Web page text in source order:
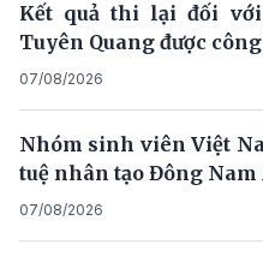
Kết quả thi lại đối
Tuyên Quang được
07/08/2026
Nhóm sinh viên Việt
tuệ nhân tạo Đông Nam
07/08/2026